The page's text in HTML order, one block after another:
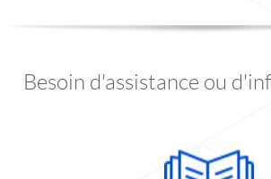
Besoin d'assistance ou